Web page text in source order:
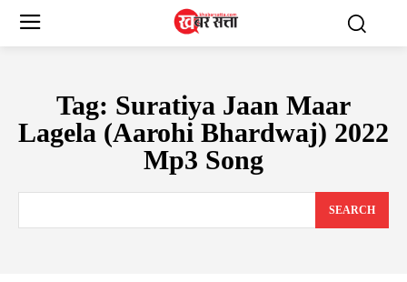
Tag: Suratiya Jaan Maar
Lagela (Aarohi Bhardwaj) 2022
Mp3 Song
SEARCH